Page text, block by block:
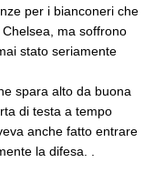
per i bianconeri che
ma soffrono
stato seriamente
spara alto da buona
di testa a tempo
anche fatto entrare
la difesa. .